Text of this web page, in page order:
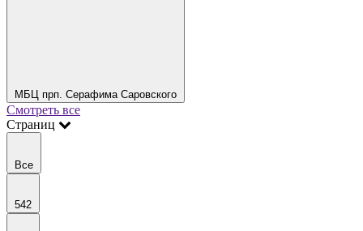
МБЦ прп. Серафима Саровского
Смотреть все
Страниц
Все
542